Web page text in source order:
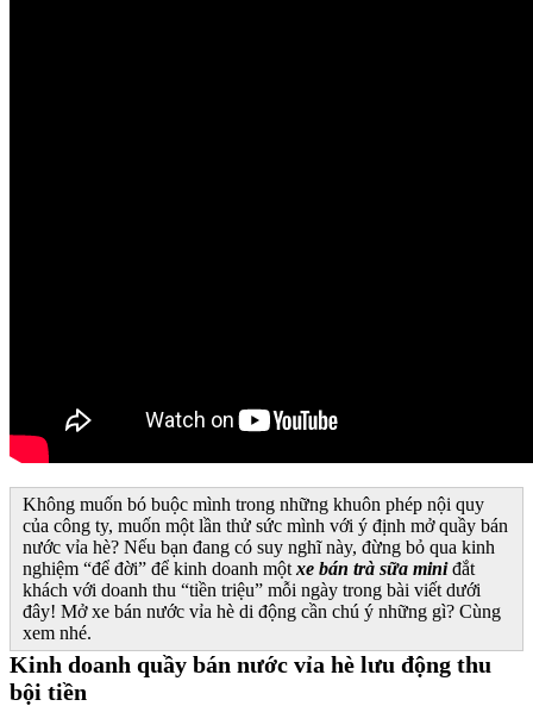
Không muốn bó buộc mình trong những khuôn phép nội quy
của công ty, muốn một lần thử sức mình với ý định mở quầy bán
nước vỉa hè? Nếu bạn đang có suy nghĩ này, đừng bỏ qua kinh
nghiệm “để đời” để kinh doanh một xe bán trà sữa miniđắt
khách với doanh thu “tiền triệu” mỗi ngày trong bài viết dưới
đây! Mở xe bán nước vỉa hè di động cần chú ý những gì? Cùng
xem nhé.
Kinh doanh quầy bán nước vỉa hè lưu động thu
bội tiền